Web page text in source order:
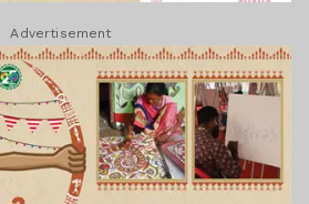
Advertisement